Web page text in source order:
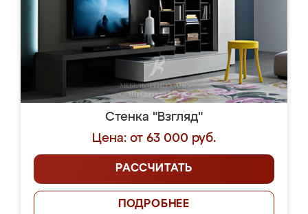
Стенка "Взгляд"
Цена: от 63 000 руб.
РАССЧИТАТЬ
ПОДРОБНЕЕ